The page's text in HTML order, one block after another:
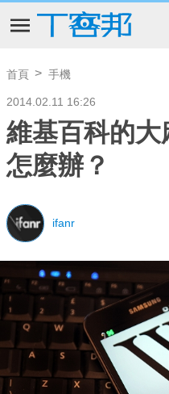
首頁 手機
2014.02.11 16:26
維基百科的
怎麼辦？
ifanr